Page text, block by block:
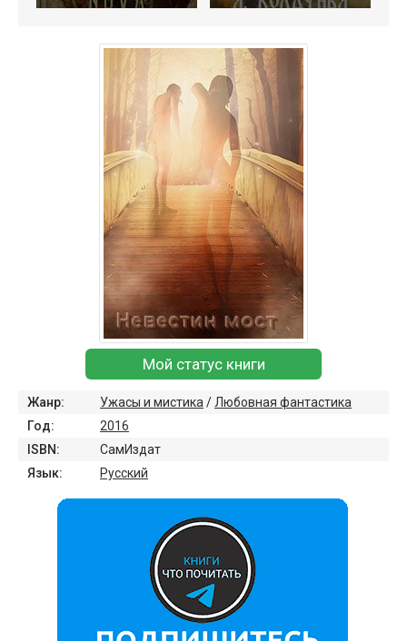
Мой статус книги
Жанр: Ужасы и мистика / Любовная фантастика
Год:
2016
ISBN:
СамИздат
Язык:
Русский